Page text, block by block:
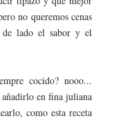
no queremos cenas
de lado el sabor y el
cocido? nooo...
añadirlo en fina juliana
como esta receta